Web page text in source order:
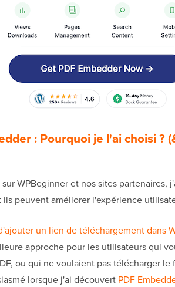
: Pourquoi je l'ai choisi ?
WPBeginner et nos sites partenaires,
peuvent améliorer l'expérience
un lien de téléchargement dans
approche pour les utilisateurs qui
ou qui ne voulaient pas télécharger
lorsque j'ai découvert PDF